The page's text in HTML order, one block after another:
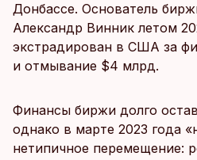
Донбассе. Основатель
Александр Винник летом
экстрадирован в США за
и отмывание $4 млрд.
Финансы биржи долго
однако в марте 2023 года
нетипичное перемещение: